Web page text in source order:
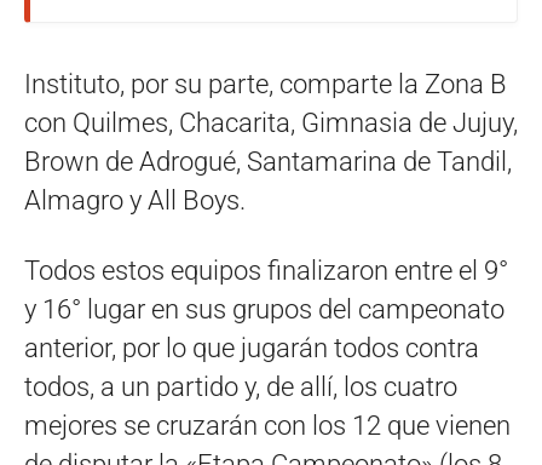
Instituto, por su parte, comparte la Zona B
con Quilmes, Chacarita, Gimnasia de Jujuy,
Brown de Adrogué, Santamarina de Tandil,
Almagro y All Boys.
Todos estos equipos finalizaron entre el 9°
y 16° lugar en sus grupos del campeonato
anterior, por lo que jugarán todos contra
todos, a un partido y, de allí, los cuatro
mejores se cruzarán con los 12 que vienen